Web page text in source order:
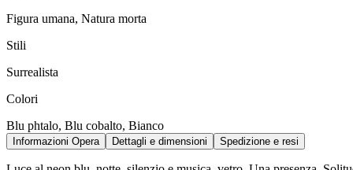
Figura umana, Natura morta
Stili
Surrealista
Colori
Blu phtalo, Blu cobalto, Bianco
Informazioni Opera Dettagli e dimensioni Spedizione e resi